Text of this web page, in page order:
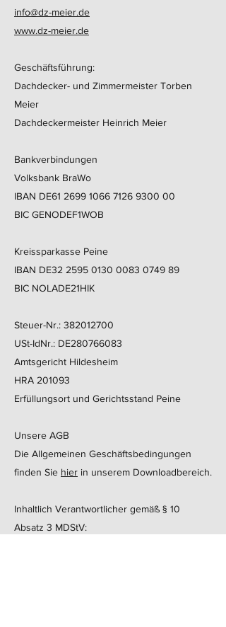
info@dz-meier.de
www.dz-meier.de
Geschäftsführung:
Dachdecker- und Zimmermeister Torben
Meier
Dachdeckermeister Heinrich Meier
Bankverbindungen
Volksbank BraWo
IBAN DE61 2699 1066 7126 9300 00
BIC GENODEF1WOB
Kreissparkasse Peine
IBAN DE32 2595 0130 0083 0749 89
BIC NOLADE21HIK
Steuer-Nr.: 382012700
USt-IdNr.: DE280766083
Amtsgericht Hildesheim
HRA 201093
Erfüllungsort und Gerichtsstand Peine
Unsere AGB
Die Allgemeinen Geschäftsbedingungen
finden Sie hier in unserem Downloadbereich.
Inhaltlich Verantwortlicher gemäß § 10
Absatz 3 MDStV: